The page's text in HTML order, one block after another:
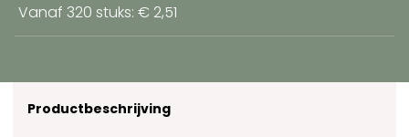
Vanaf 320 stuks: € 2,51
Productbeschrijving